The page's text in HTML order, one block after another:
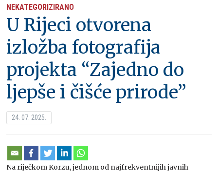
NEKATEGORIZIRANO
U Rijeci otvorena
izložba fotografija
projekta “Zajedno do
ljepše i čišće prirode”
24. 07. 2025.
Na riječkom Korzu, jednom od najfrekventnijih javnih